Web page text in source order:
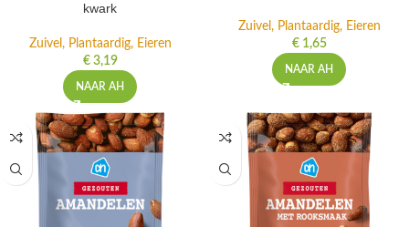
kwark
Zuivel, Plantaardig, Eieren
€3,19
NAAR AH
Zuivel, Plantaardig, Eieren
€1,65
NAAR AH